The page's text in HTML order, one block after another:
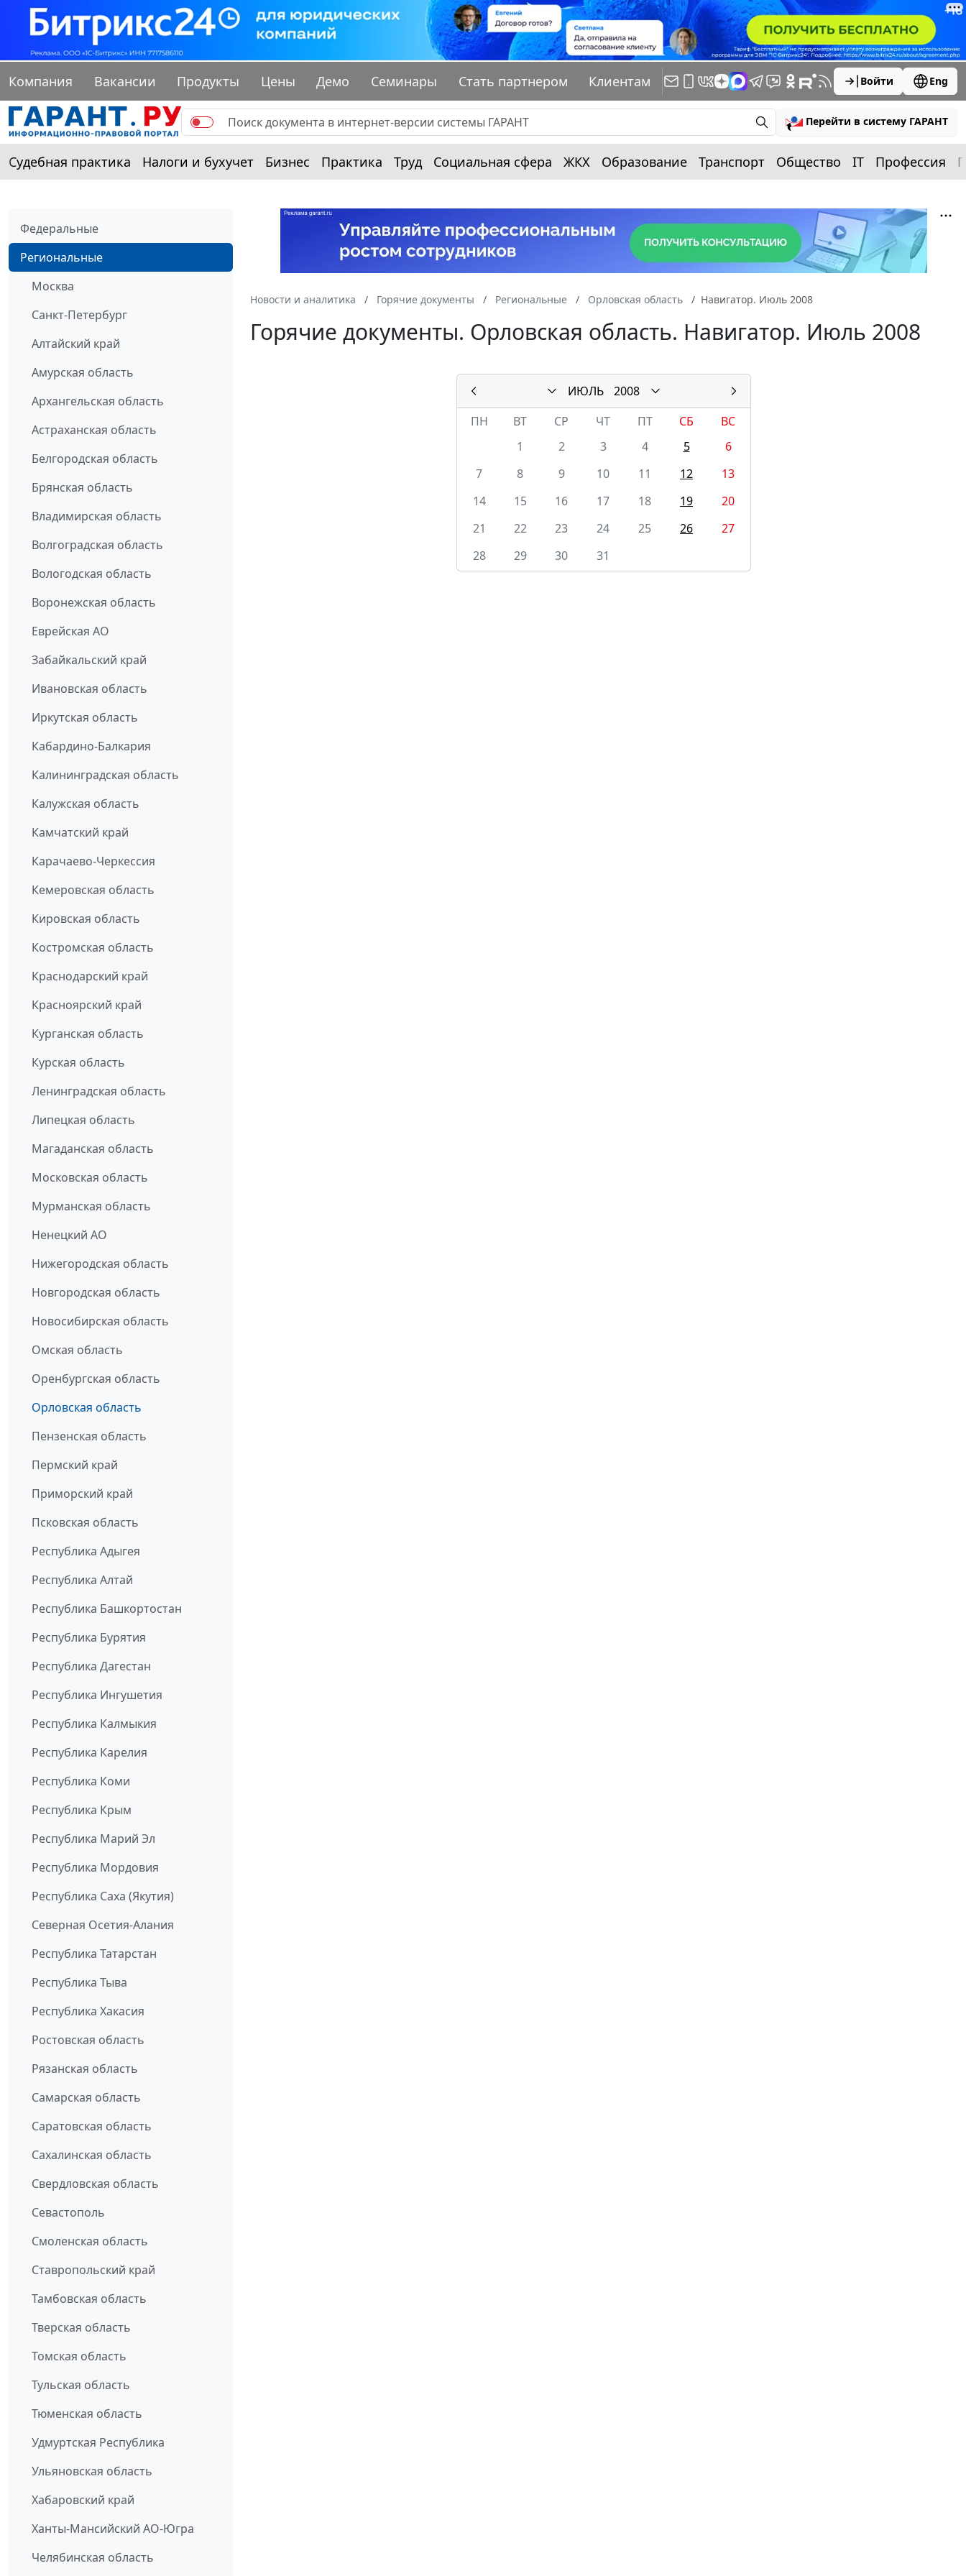
Компания Вакансии Продукты Цены Демо Семинары Стать партнером Клиентам Войти Eng
Перейти в систему ГАРАНТ
Судебная практика Налоги и бухучет Бизнес Практика Труд Социальная сфера ЖКХ Образование Транспорт Общество IT Профессия
Федеральные
Региональные
Москва
Санкт-Петербург
Алтайский край
Амурская область
Архангельская область
Астраханская область
Белгородская область
Брянская область
Владимирская область
Волгоградская область
Вологодская область
Воронежская область
Еврейская АО
Забайкальский край
Ивановская область
Иркутская область
Кабардино-Балкария
Калининградская область
Калужская область
Камчатский край
Карачаево-Черкессия
Кемеровская область
Кировская область
Костромская область
Краснодарский край
Красноярский край
Курганская область
Курская область
Ленинградская область
Липецкая область
Магаданская область
Московская область
Мурманская область
Ненецкий АО
Нижегородская область
Новгородская область
Новосибирская область
Омская область
Оренбургская область
Орловская область
Пензенская область
Пермский край
Приморский край
Псковская область
Республика Адыгея
Республика Алтай
Республика Башкортостан
Республика Бурятия
Республика Дагестан
Республика Ингушетия
Республика Калмыкия
Республика Карелия
Республика Коми
Республика Крым
Республика Марий Эл
Республика Мордовия
Республика Саха (Якутия)
Северная Осетия-Алания
Республика Татарстан
Республика Тыва
Республика Хакасия
Ростовская область
Рязанская область
Самарская область
Саратовская область
Сахалинская область
Свердловская область
Севастополь
Смоленская область
Ставропольский край
Тамбовская область
Тверская область
Томская область
Тульская область
Тюменская область
Удмуртская Республика
Ульяновская область
Хабаровский край
Ханты-Мансийский АО-Югра
Челябинская область
Новости и аналитика Горячие документы Региональные Орловская область Навигатор. Июль 2008
Горячие документы. Орловская область. Навигатор. Июль 2008
ИЮЛЬ
2008
ПН
ВТ СР ЧТ ПТ СБ
ВС
1
2 3 4 5
6
7
8 9 10 11 12
13
14
15 16 17 18 19
20
21
22 23 24 25 26
27
28
29 30 31